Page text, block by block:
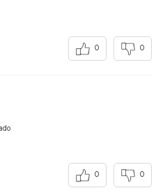
0 0
0 0